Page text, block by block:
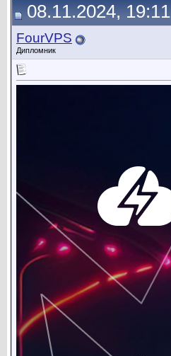
08.11.2024, 19:11
FourVPS
Дипломник